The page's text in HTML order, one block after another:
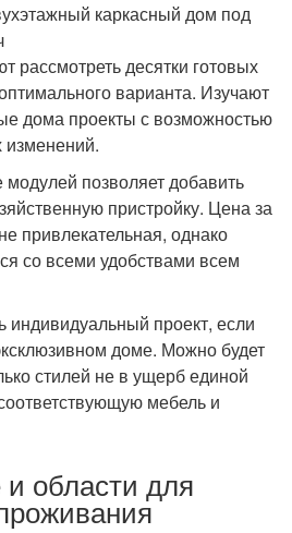
рассмотреть десятки готовых
варианта. Изучают
дома проекты с возможностью
позволяет добавить
пристройку. Цена за
привлекательная, однако
со всеми удобствами всем
индивидуальный проект, если
доме. Можно будет
стилей не в ущерб единой
мебель и
области для